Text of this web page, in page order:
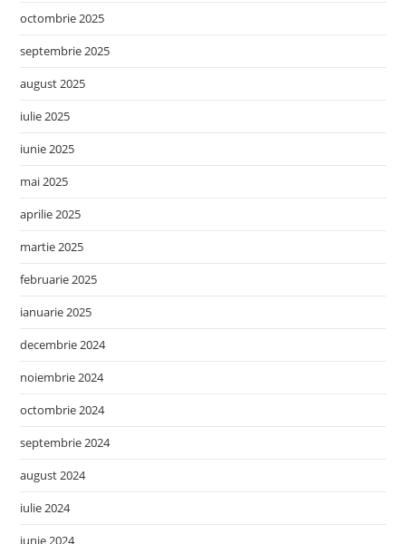
octombrie 2025
septembrie 2025
august 2025
iulie 2025
iunie 2025
mai 2025
aprilie 2025
martie 2025
februarie 2025
ianuarie 2025
decembrie 2024
noiembrie 2024
octombrie 2024
septembrie 2024
august 2024
iulie 2024
iunie 2024